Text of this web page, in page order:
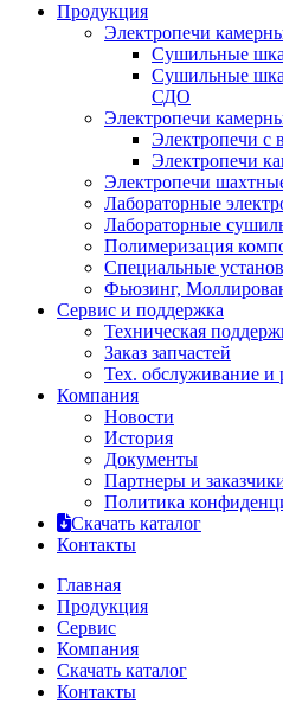
Продукция
Электропечи
Сушильные
Сушильные
СДО
Электропечи
Электропечи
Электропечи
Электропечи
Лабораторные
Лабораторные
Полимеризация
Специальные
Фьюзинг,
Сервис и поддержка
Техническая
Заказ запчастей
Тех. обслуживание и
Компания
Новости
История
Документы
Партнеры и
Политика
Скачать каталог
Контакты
Главная
Продукция
Сервис
Компания
Скачать каталог
Контакты